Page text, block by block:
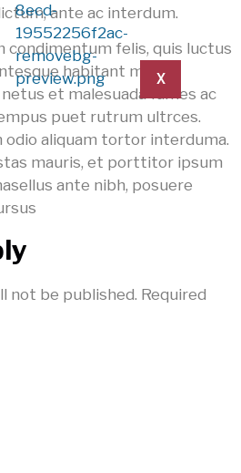
X
ante ac interdum.
condimentum felis, quis luctus
habitant morbi
et malesuada fames ac
puet rutrum ultrces.
aliquam tortor interduma.
mauris, et porttitor ipsum
ante nibh, posuere
not be published. Required